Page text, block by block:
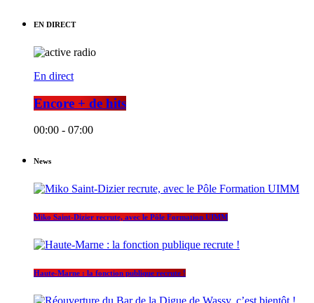
EN DIRECT
En direct
Encore + de hits
00:00 - 07:00
News
Miko Saint-Dizier recrute, avec le Pôle Formation UIMM
Haute-Marne : la fonction publique recrute !